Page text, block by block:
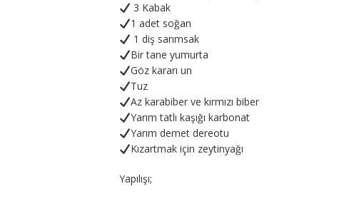
3 Kabak
1 adet soğan
1 diş sarımsak
Bir tane yumurta
Göz kararı un
Tuz
Az karabiber ve kırmızı biber
Yarım tatlı kaşığı karbonat
Yarım demet dereotu
Kızartmak için zeytinyağı
Yapılışı;